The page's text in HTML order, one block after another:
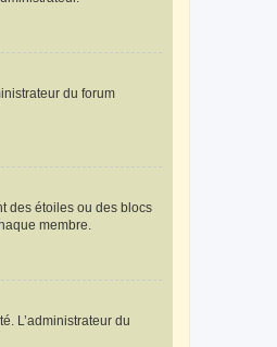
du forum
des étoiles ou des blocs
membre.
L’administrateur du